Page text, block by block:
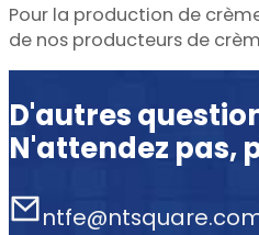
Pour la production de
de nos producteurs de
D'autres
N'attendez pas,